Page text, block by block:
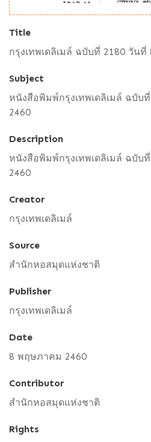
Title
กรุงเทพเดลิเมล์ ฉบับที่ 2180 วัน
Subject
หนังสือพิมพ์กรุงเทพเดลิเมล์ ฉบับ
2460
Description
หนังสือพิมพ์กรุงเทพเดลิเมล์ ฉบับ
2460
Creator
กรุงเทพเดลิเมล์
Source
สำนักหอสมุดแห่งชาติ
Publisher
กรุงเทพเดลิเมล์
Date
8 พฤษภาคม 2460
Contributor
สำนักหอสมุดแห่งชาติ
Rights